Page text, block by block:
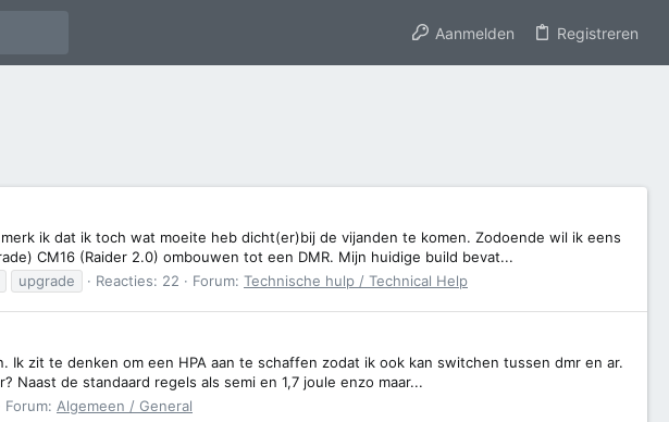
Aanmelden Registreren
ik dat ik toch wat moeite heb dicht(er)bij de vijanden te komen. Zodoende wil ik eens
CM16 (Raider 2.0) ombouwen tot een DMR. Mijn huidige build bevat...
upgrade Reacties: 22 Forum: Technische hulp / Technical Help
Ik zit te denken om een HPA aan te schaffen zodat ik ook kan switchen tussen dmr en ar.
Naast de standaard regels als semi en 1,7 joule enzo maar...
Forum: Algemeen / General